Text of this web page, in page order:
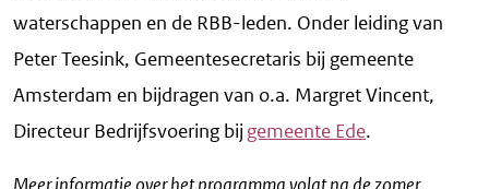
waterschappen en de RBB-leden. Onder leiding van
Peter Teesink, Gemeentesecretaris bij gemeente
Amsterdam en bijdragen van o.a. Margret Vincent,
Directeur Bedrijfsvoering bij gemeente Ede.
Meer informatie over het programma volgt na de zomer.